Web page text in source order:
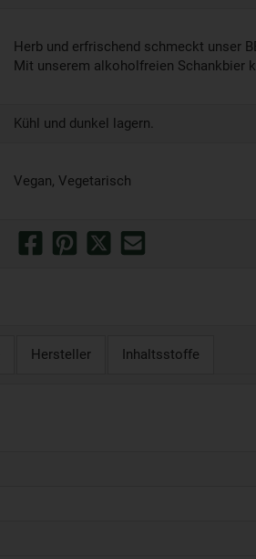
Herb und erfrischend schmeckt unser
Mit unserem alkoholfreien Schankbier
Kühl und dunkel lagern.
Vegan, Vegetarisch
Hersteller Inhaltsstoffe